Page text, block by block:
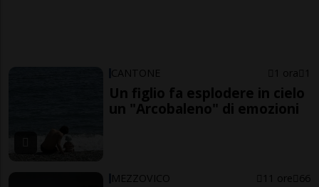
CANTONE 1 ora 1
Un figlio fa esplodere in cielo
un "Arcobaleno" di emozioni
MEZZOVICO 11 ore 66